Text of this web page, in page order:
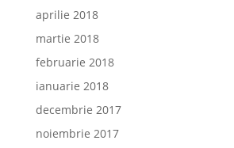
aprilie 2018
martie 2018
februarie 2018
ianuarie 2018
decembrie 2017
noiembrie 2017